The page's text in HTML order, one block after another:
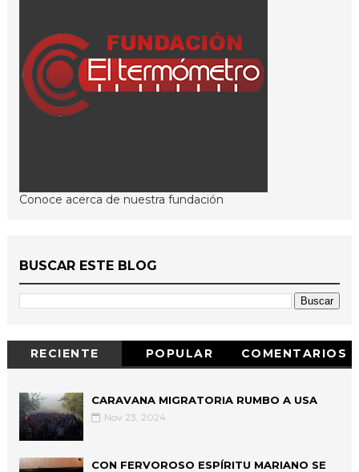
Conoce acerca de nuestra fundación
BUSCAR ESTE BLOG
RECIENTE POPULAR COMENTARIOS
CARAVANA MIGRATORIA RUMBO A USA
Nov 23, 2024
CON FERVOROSO ESPÍRITU MARIANO SE